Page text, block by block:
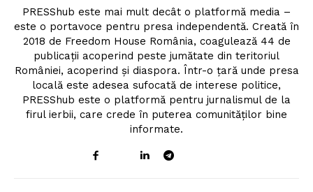
PRESShub este mai mult decât o platformă media –
este o portavoce pentru presa independentă. Creată în
2018 de Freedom House România, coagulează 44 de
publicații acoperind peste jumătate din teritoriul
României, acoperind și diaspora. Într-o țară unde presa
locală este adesea sufocată de interese politice,
PRESShub este o platformă pentru jurnalismul de la
firul ierbii, care crede în puterea comunităților bine
informate.